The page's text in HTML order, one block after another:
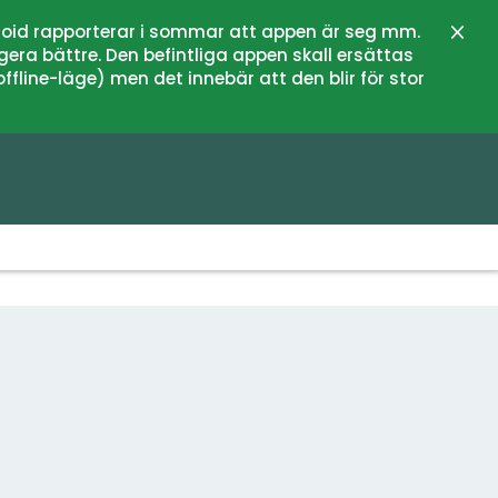
rapporterar i sommar att appen är seg mm.
bättre. Den befintliga appen skall ersättas
läge) men det innebär att den blir för stor